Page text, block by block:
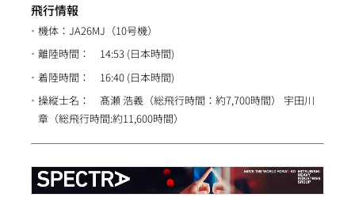
飛行情報
機体：JA26MJ（10号機）
離陸時間： 14:53 (日本時間)
着陸時間： 16:40 (日本時間)
操縦士名： 髙瀬 浩義（総飛行時間：約7,700時間） 宇田川
章（総飛行時間:約11,600時間）